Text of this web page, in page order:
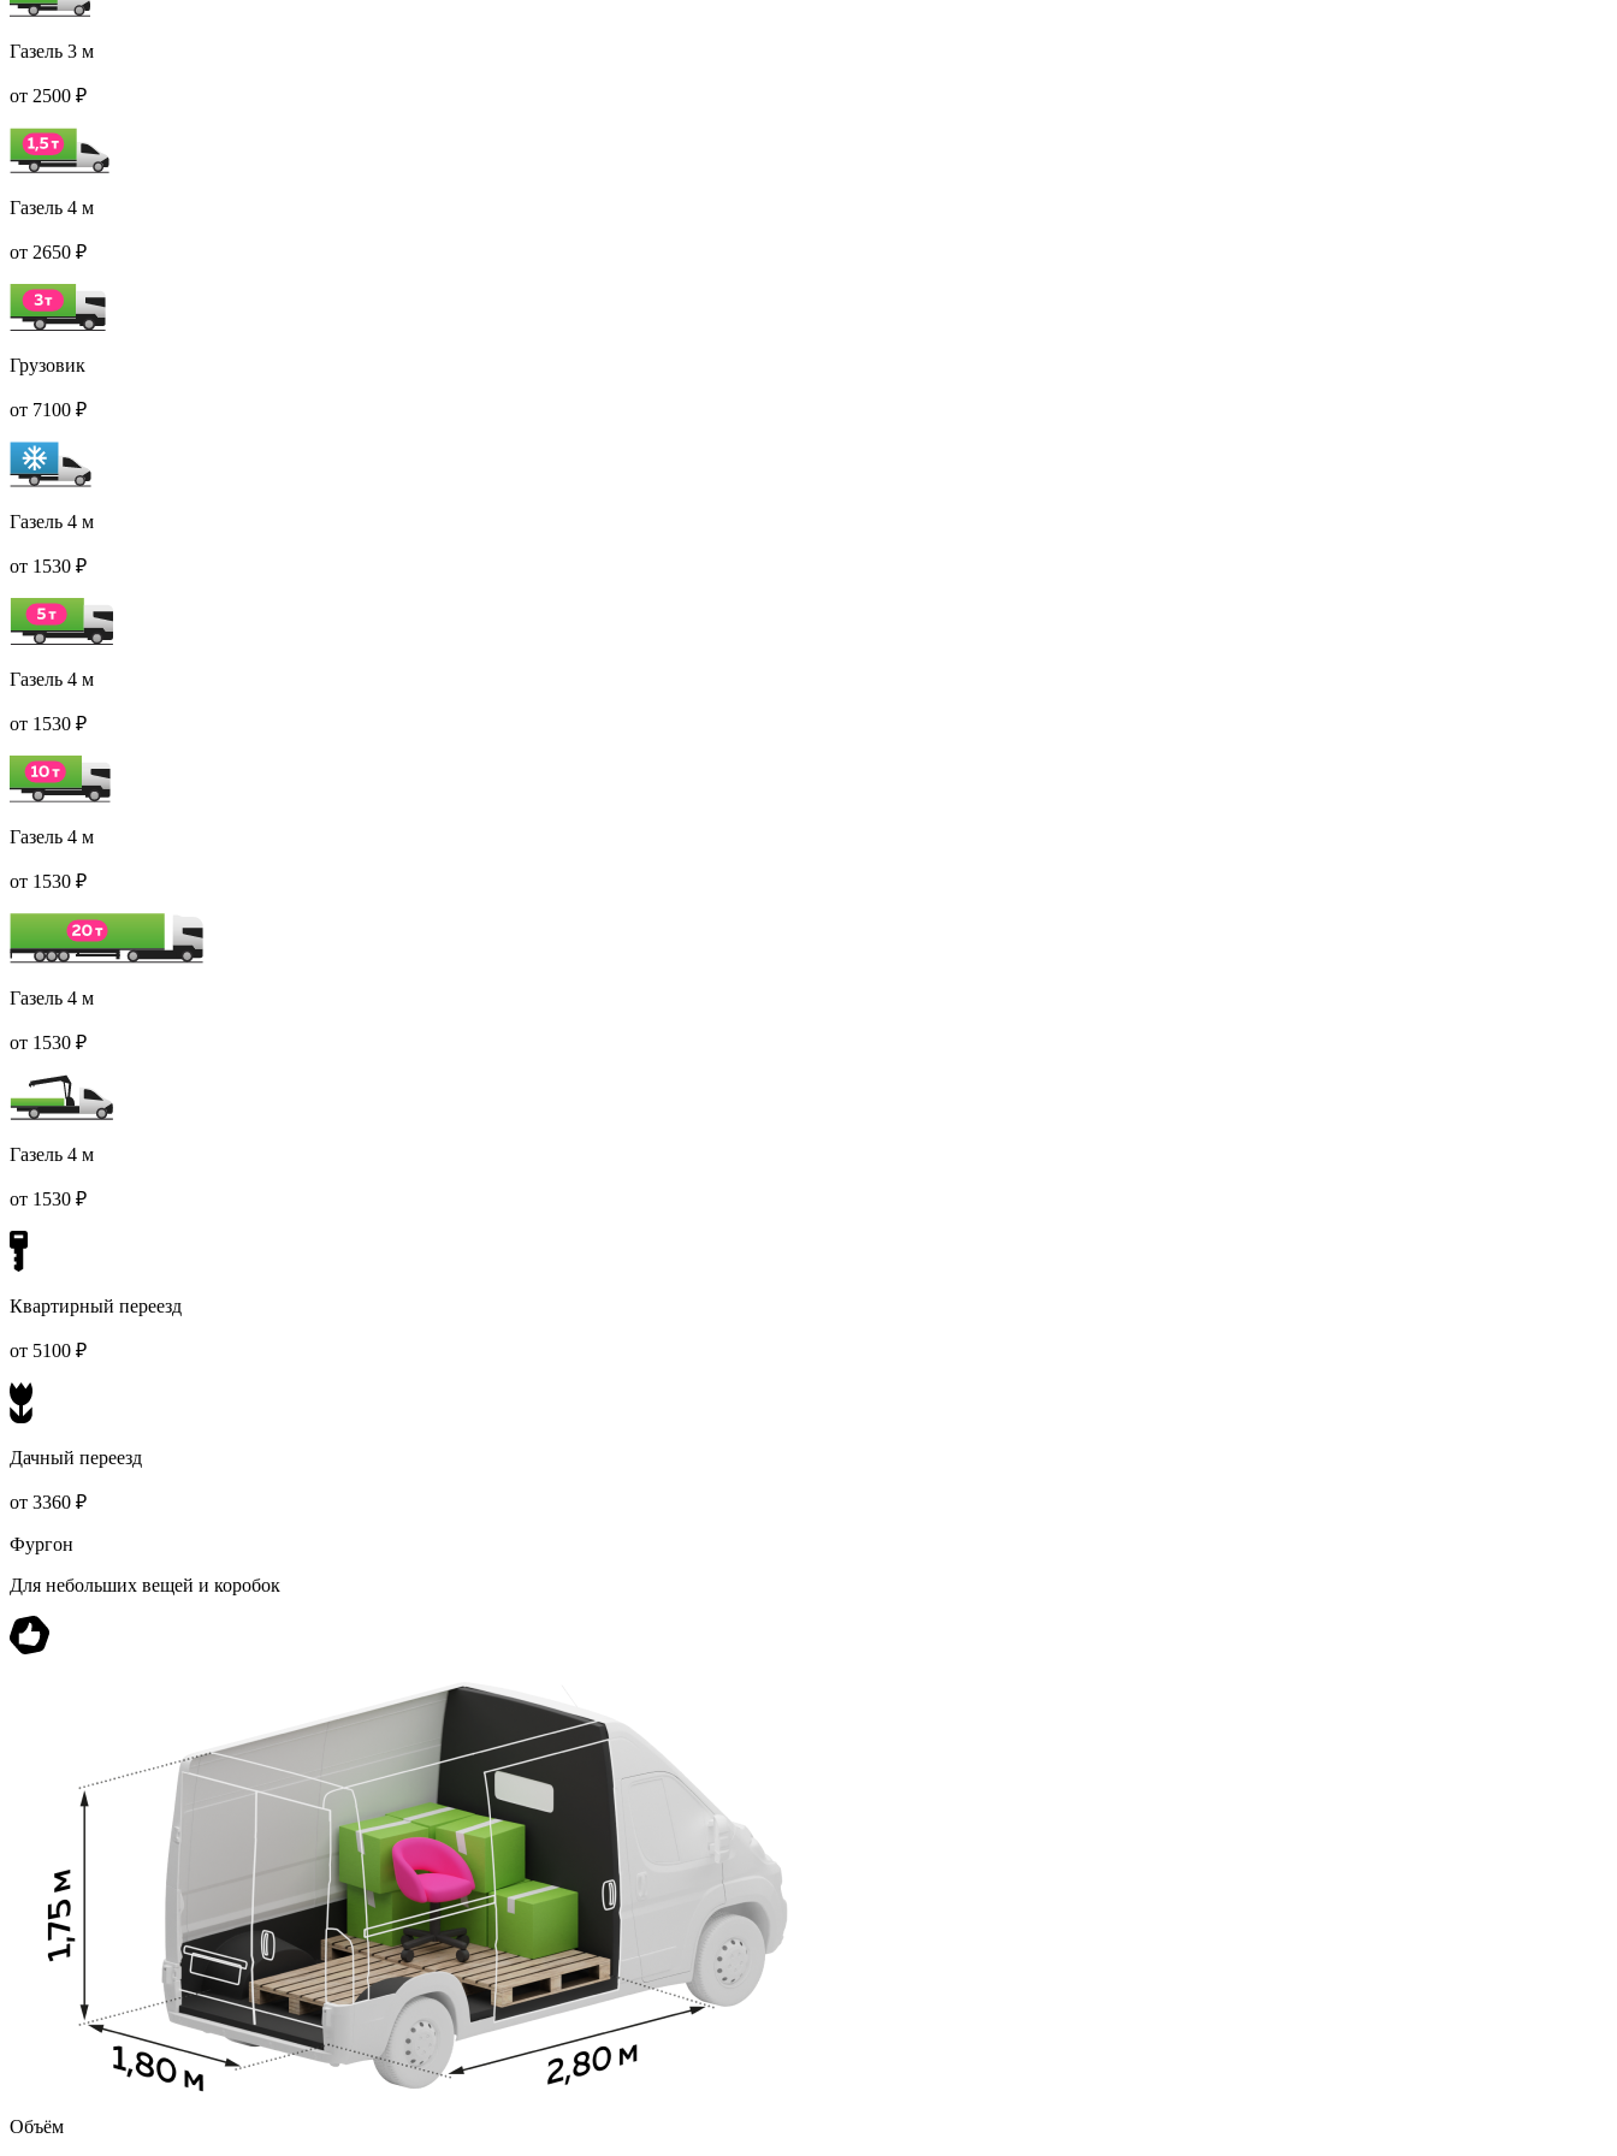
Газель 3 м
от 2500 ₽
Газель 4 м
от 2650 ₽
Грузовик
от 7100 ₽
Газель 4 м
от 1530 ₽
Газель 4 м
от 1530 ₽
Газель 4 м
от 1530 ₽
Газель 4 м
от 1530 ₽
Газель 4 м
от 1530 ₽
Квартирный переезд
от 5100 ₽
Дачный переезд
от 3360 ₽
Фургон
Для небольших вещей и коробок
Объём